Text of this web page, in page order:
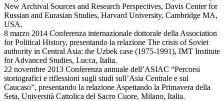
New Archival Sources and Research Perspectives, Davis Center for
Russian and Eurasian Studies, Harvard University, Cambridge MA,
USA.
8 marzo 2014 Conferenza internazionale dottorale della Association
for Political History, presentando la relazione The crisis of Soviet
authority in Central Asia: the Uzbek case (1975-1991), IMT Institute
for Advanced Studies, Lucca, Italia.
22 novembre 2013 Conferenza annuale dell’ASIAC “Percorsi
storiografici e riflessioni sugli studi sull’Asia Centrale e sul
Caucaso”, presentando la relazione Aspettando la Primavera della
Seta, Università Cattolica del Sacro Cuore, Milano, Italia.